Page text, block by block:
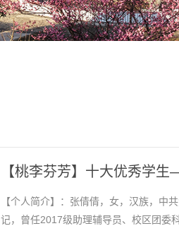
【桃李芬芳】十大优秀学
【个人简介】：张倩倩，女，汉族，中
记，曾任2017级助理辅导员、校区团委